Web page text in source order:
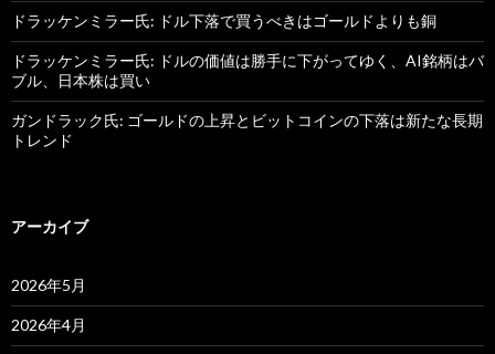
ドラッケンミラー氏: ドル下落で買うべきはゴールドよりも銅
ドラッケンミラー氏: ドルの価値は勝手に下がってゆく、AI銘柄はバ
ブル、日本株は買い
ガンドラック氏: ゴールドの上昇とビットコインの下落は新たな長期
トレンド
アーカイブ
2026年5月
2026年4月